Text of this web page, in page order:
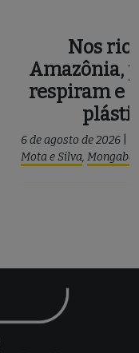
Nos
Amazônia,
respiram e
6 de agosto de 2026
Mota e Silva,